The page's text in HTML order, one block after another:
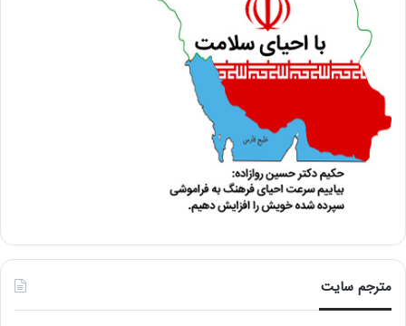
مترجم سایت